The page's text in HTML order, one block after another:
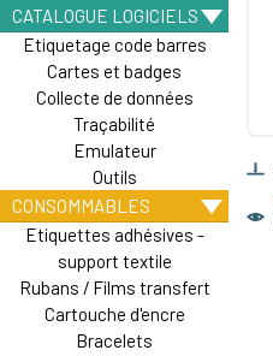
CATALOGUE LOGICIELS
Etiquetage code barres
Cartes et badges
Collecte de données
Traçabilité
Emulateur
Outils
CONSOMMABLES
Etiquettes adhésives -
support textile
Rubans / Films transfert
Cartouche d'encre
Bracelets